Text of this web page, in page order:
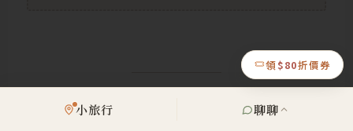
挑選 3 個重點
領$80折價券
小旅行 聊聊